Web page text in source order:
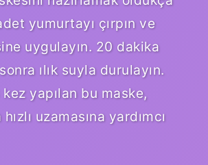
yumurtayı çırpın ve
uygulayın. 20 dakika
ılık suyla durulayın.
yapılan bu maske,
uzamasına yardımcı